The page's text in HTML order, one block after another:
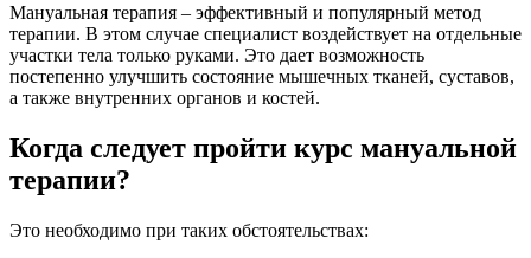
Мануальная терапия – эффективный и популярный метод
терапии. В этом случае специалист воздействует на отдельные
участки тела только руками. Это дает возможность
постепенно улучшить состояние мышечных тканей, суставов,
а также внутренних органов и костей.
Когда следует пройти курс мануальной
терапии?
Это необходимо при таких обстоятельствах: